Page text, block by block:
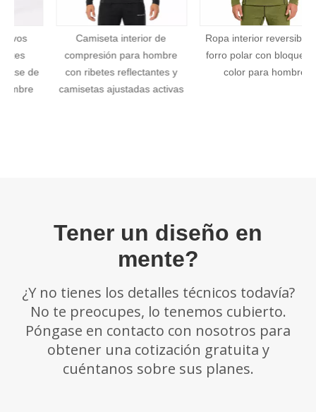
plazos establecidos anteriormente.
Camiseta interior de
compresión para hombre
con ribetes reflectantes y
camisetas ajustadas activas
Ropa interior reversible de
forro polar con bloques de
color para hombre
Tener un diseño en
mente?
¿Y no tienes los detalles técnicos todavía?
No te preocupes, lo tenemos cubierto.
Póngase en contacto con nosotros para
obtener una cotización gratuita y
cuéntanos sobre sus planes.